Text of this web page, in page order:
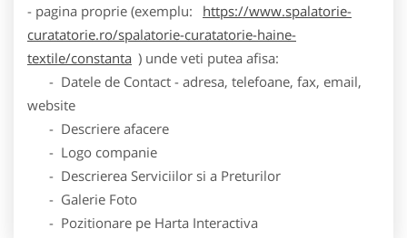
- pagina proprie (exemplu:
https://www.spalatorie-
curatatorie.ro/spalatorie-curatatorie-haine-
textile/constanta ) unde veti putea afisa:
- Datele de Contact - adresa, telefoane, fax, email,
website
- Descriere afacere
- Logo companie
- Descrierea Serviciilor si a Preturilor
- Galerie Foto
- Pozitionare pe Harta Interactiva